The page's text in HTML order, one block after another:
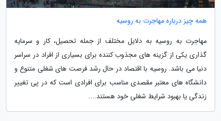
همه چیز درباره مهاجرت به روسیه
مهاجرت به روسیه به دلایل مختلف از جمله تحصیل، کار و سرمایه
گذاری یکی از گزینه های مجذوب کننده برای بسیاری از افراد در سراسر
دنیا می باشد. روسیه با اقتصاد در حال رشد فرصت های شغلی متنوع و
دانشگاه های معتبر مقصدی مناسب برای افرادی است که در پی تغییر
زندگی یا بهبود شرایط شغلی خود هستند....